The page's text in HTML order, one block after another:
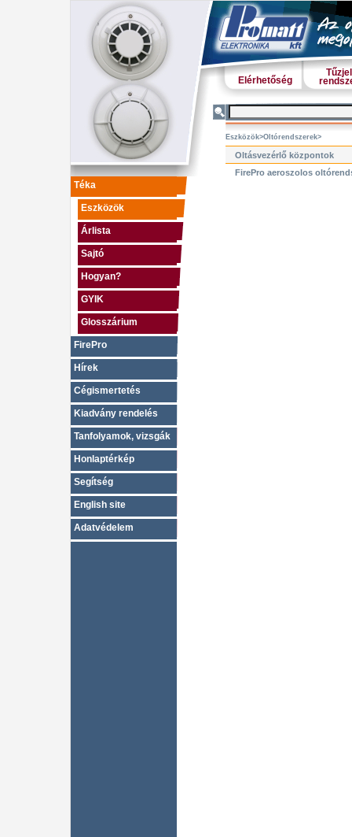
Téka
Eszközök
Árlista
Sajtó
Hogyan?
GYIK
Glosszárium
FirePro
Hírek
Cégismertetés
Kiadvány rendelés
Tanfolyamok, vizsgák
Honlaptérkép
Segítség
English site
Adatvédelem
Elérhetőség
Eszközök>Oltórendszerek>
Oltásvezérlő központok
FirePro aeroszolos